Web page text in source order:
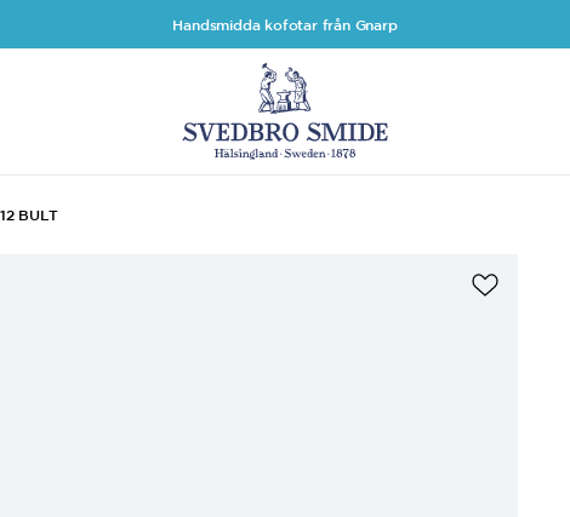
Handsmidda kofotar från Gnarp
BULT